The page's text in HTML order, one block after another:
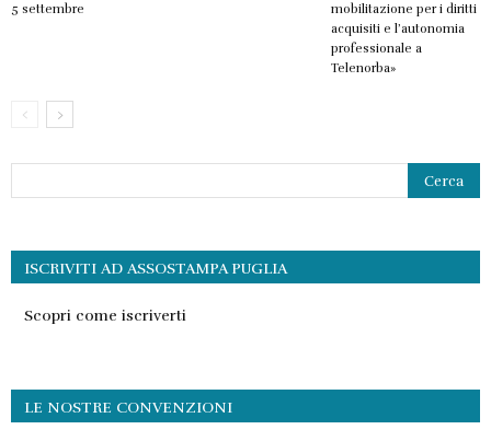
5 settembre
mobilitazione per i diritti
acquisiti e l’autonomia
professionale a
Telenorba»
ISCRIVITI AD ASSOSTAMPA PUGLIA
Scopri come iscriverti
LE NOSTRE CONVENZIONI